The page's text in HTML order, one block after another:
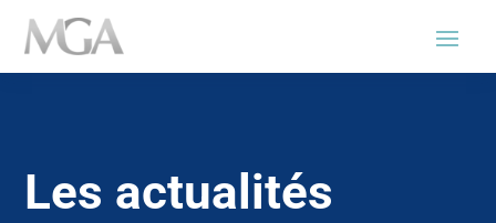
Les actualités